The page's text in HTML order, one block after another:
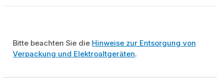
Bitte beachten Sie die Hinweise zur Entsorgung von
Verpackung und Elektroaltgeräten.